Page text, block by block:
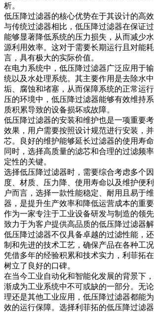
析。
低压降过滤器的核心优势在于其设计的高效
与传统过滤器相比，低压降过滤器在保证
能够显著降低系统的压力损失，从而减少
源利用效率。这对于需要长期运行且对能
言，具有极大的实际价值。
在电力系统中，低压降过滤器广泛应用于
统以及水处理系统。其主要作用是去除水
垢、腐蚀和堵塞，从而保障系统的正常运
压的环境中，低压降过滤器能够有效维持
质积累导致的设备损坏或故障。
低压降过滤器的安装和维护也是一项重要
效果，用户需要按照设计规范进行安装，
芯。良好的维护能够延长过滤器的使用寿命
同时，选择高质量的滤芯和合理的过滤频
定性的关键。
选择低压降过滤器时，需要综合考虑多个
度、材质、压力降、使用寿命以及维护便
户而言，选择一款性能稳定、耐用且易于
器，是提升生产效率和降低运营成本的重要
作为一家专注于工业设备研发与制造的领
致力于为客户提供高品质的低压降过滤器解
低压降过滤器不仅具备卓越的过滤性能，
制和先进的技术工艺，确保产品在各种工况
凭借多年的经验积累和技术实力，利菲拓
树立了良好的口碑。
在当今工业自动化和智能化发展的背景下
渐成为工业系统中不可或缺的一部分。无
理还是其他工业应用，低压降过滤器都能
效的运行保障。选择利菲拓的低压降过滤